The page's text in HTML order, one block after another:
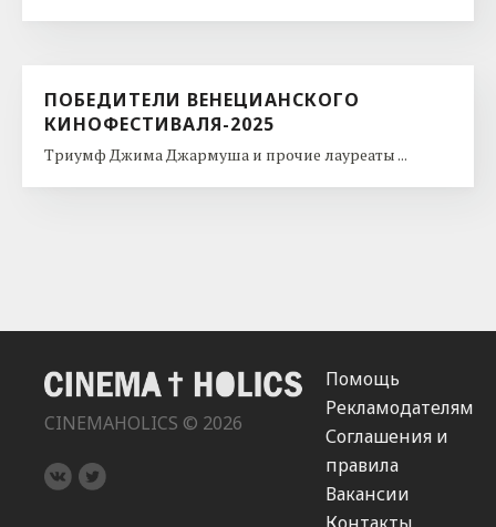
ПОБЕДИТЕЛИ ВЕНЕЦИАНСКОГО
КИНОФЕСТИВАЛЯ-2025
Триумф Джима Джармуша и прочие лауреаты ...
CINEMAHOLICS © 2026
Помощь
Рекламодателям
Соглашения и
правила
Вакансии
Контакты